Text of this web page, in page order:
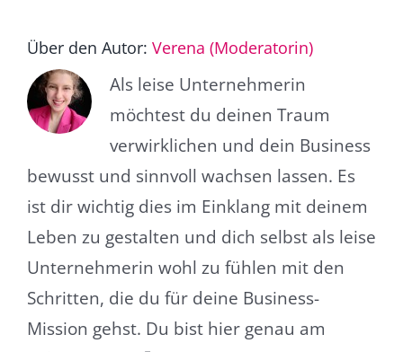
Über den Autor: Verena (Moderatorin)
Als leise Unternehmerin
möchtest du deinen Traum
verwirklichen und dein Business
bewusst und sinnvoll wachsen lassen. Es
ist dir wichtig dies im Einklang mit deinem
Leben zu gestalten und dich selbst als leise
Unternehmerin wohl zu fühlen mit den
Schritten, die du für deine Business-
Mission gehst. Du bist hier genau am